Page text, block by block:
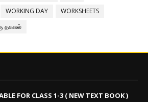
WORKING DAY
WORKSHEETS
தகவல்
FOR CLASS 1-3 ( NEW TEXT BOOK )